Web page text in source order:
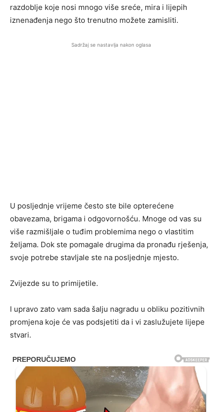
razdoblje koje nosi mnogo više sreće, mira i lijepih
iznenađenja nego što trenutno možete zamisliti.
Sadržaj se nastavlja nakon oglasa
U posljednje vrijeme često ste bile opterećene
obavezama, brigama i odgovornošću. Mnoge od vas su
više razmišljale o tuđim problemima nego o vlastitim
željama. Dok ste pomagale drugima da pronađu rješenja,
svoje potrebe stavljale ste na posljednje mjesto.
Zvijezde su to primijetile.
I upravo zato vam sada šalju nagradu u obliku pozitivnih
promjena koje će vas podsjetiti da i vi zaslužujete lijepe
stvari.